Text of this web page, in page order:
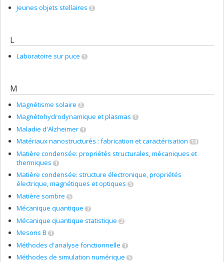
Jeunes objets stellaires 3
L
Laboratoire sur puce 1
M
Magnétisme solaire 3
Magnétohydrodynamique et plasmas 1
Maladie d'Alzheimer 1
Matériaux nanostructurés : fabrication et caractérisation 10
Matière condensée: propriétés structurales, mécaniques et
thermiques 1
Matière condensée: structure électronique, propriétés
électrique, magnétiques et optiques 5
Matière sombre 5
Mécanique quantique 7
Mécanique quantique statistique 2
Mesons B 1
Méthodes d'analyse fonctionnelle 1
Méthodes de simulation numérique 5